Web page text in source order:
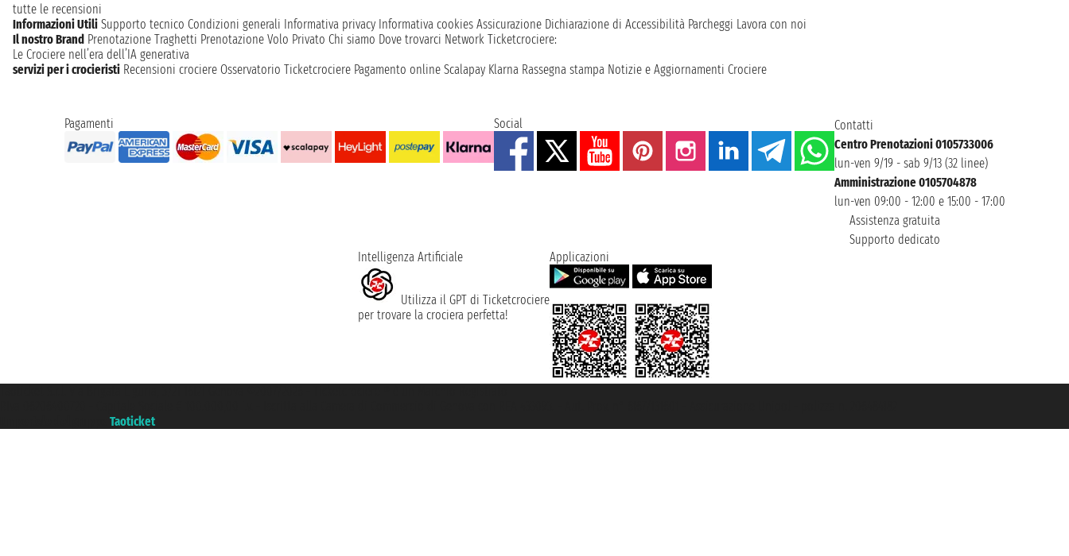
tutte le recensioni
Informazioni Utili Supporto tecnico Condizioni generali Informativa privacy Informativa cookies Assicurazione Dichiarazione di Accessibilità Parcheggi Lavora con noi
Il nostro Brand Prenotazione Traghetti Prenotazione Volo Privato Chi siamo Dove trovarci Network Ticketcrociere:
Le Crociere nell’era dell’IA generativa
servizi per i crocieristi Recensioni crociere Osservatorio Ticketcrociere Pagamento online Scalapay Klarna Rassegna stampa Notizie e Aggiornamenti Crociere
Pagamenti Social
Contatti
Centro Prenotazioni 0105733006
lun-ven 9/19 - sab 9/13 (32 linee)
Amministrazione 0105704878
lun-ven 09:00 - 12:00 e 15:00 - 17:00
Assistenza gratuita
Supporto dedicato
Intelligenza Artificiale
Utilizza il GPT di Ticketcrociere
per trovare la crociera perfetta!
Applicazioni
Taoticket